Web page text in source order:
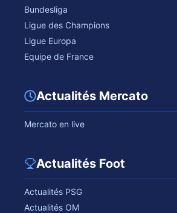
Bundesliga
Ligue des Champions
Ligue Europa
Equipe de France
Actualités Mercato
Mercato en live
Actualités Foot
Actualités PSG
Actualités OM